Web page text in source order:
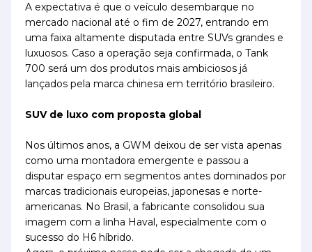
A expectativa é que o veículo desembarque no
mercado nacional até o fim de 2027, entrando em
uma faixa altamente disputada entre SUVs grandes e
luxuosos. Caso a operação seja confirmada, o Tank
700 será um dos produtos mais ambiciosos já
lançados pela marca chinesa em território brasileiro.
SUV de luxo com proposta global
Nos últimos anos, a GWM deixou de ser vista apenas
como uma montadora emergente e passou a
disputar espaço em segmentos antes dominados por
marcas tradicionais europeias, japonesas e norte-
americanas. No Brasil, a fabricante consolidou sua
imagem com a linha Haval, especialmente com o
sucesso do H6 híbrido.